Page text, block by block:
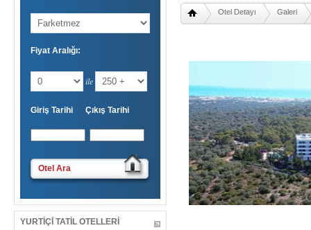
Fiyat Aralığı:
ile
Giriş Tarihi Çıkış Tarihi
Otel Ara
YURTIÇI TATIL OTELLERI
Otel Detayı Galeri